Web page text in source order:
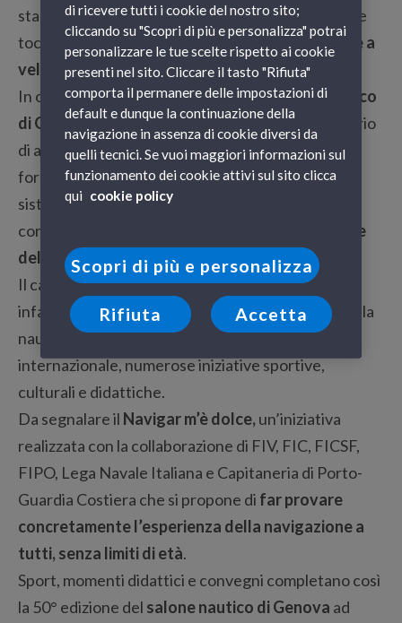
stand dei 1400 espositori presenti, oppure salire e
toccare oltre 2300 imbarcazioni trayacht, barche a
vela, barche a motore e pneumatiche.
In occasione del cinquantennale delsalone nautico
di Genovaè stato pertanto elaborato un calendario
di appuntamenti molto variegato che da un lato
fornisce spunti di riflessione sulla situazione del
sistema della nautica in Italia e dall’altro fa
conoscere a grandi e piccoli le
bellezze del mare e
della navigazione.
Il calendario delSalone Nautico 2010 di Genova
infatti propone, accanto ai nomi più prestigiosi della
nautica e della cantieristica italiana ed
internazionale, numerose iniziative sportive,
culturali e didattiche.
Da segnalare il Navigar m’è dolce, un’iniziativa
realizzata con la collaborazione di FIV, FIC, FICSF,
FIPO, Lega Navale Italiana e Capitaneria di Porto-
Guardia Costiera che si propone di far provare
concretamente l’esperienza della navigazione a
tutti, senza limiti di età.
Sport, momenti didattici e convegni completano così
la 50° edizione del salone nautico di Genova ad
di ricevere tutti i cookie del nostro sito;
cliccando su "Scopri di più e personalizza" potrai
personalizzare le tue scelte rispetto ai cookie
presenti nel sito. Cliccare il tasto "Rifiuta"
comporta il permanere delle impostazioni di
default e dunque la continuazione della
navigazione in assenza di cookie diversi da
quelli tecnici. Se vuoi maggiori informazioni sul
funzionamento dei cookie attivi sul sito clicca
qui cookie policy
Scopri di più e personalizza
Rifiuta Accetta